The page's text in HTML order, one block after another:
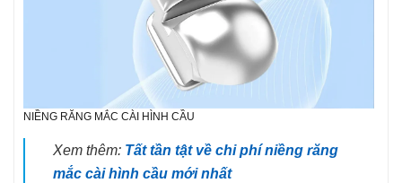
NIỀNG RĂNG MẮC CÀI HÌNH CẦU
Xem thêm: Tất tần tật về chi phí niềng răng
mắc cài hình cầu mới nhất